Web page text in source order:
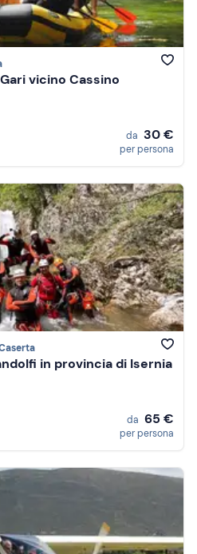
vicino Cassino
da 30 €
per persona
in provincia di Isernia
da 65 €
per persona